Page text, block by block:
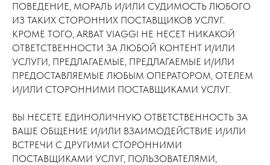
ПОВЕДЕНИЕ, МОРАЛЬ И/ИЛИ СУДИМОСТЬ ЛЮБОГО
ИЗ ТАКИХ СТОРОННИХ ПОСТАВЩИКОВ УСЛУГ.
КРОМЕ ТОГО, ARBAT VIAGGI НЕ НЕСЕТ НИКАКОЙ
ОТВЕТСТВЕННОСТИ ЗА ЛЮБОЙ КОНТЕНТ И/ИЛИ
УСЛУГИ, ПРЕДЛАГАЕМЫЕ, ПРЕДЛАГАЕМЫЕ И/ИЛИ
ПРЕДОСТАВЛЯЕМЫЕ ЛЮБЫМ ОПЕРАТОРОМ, ОТЕЛЕМ
И/ИЛИ СТОРОННИМИ ПОСТАВЩИКАМИ УСЛУГ.
ВЫ НЕСЕТЕ ЕДИНОЛИЧНУЮ ОТВЕТСТВЕННОСТЬ ЗА
ВАШЕ ОБЩЕНИЕ И/ИЛИ ВЗАИМОДЕЙСТВИЕ И/ИЛИ
ВСТРЕЧИ С ДРУГИМИ СТОРОННИМИ
ПОСТАВЩИКАМИ УСЛУГ, ПОЛЬЗОВАТЕЛЯМИ,